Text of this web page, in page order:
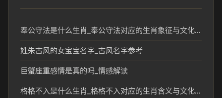
奉公守法是什么生肖_奉公守法对应的生肖象征与文化解读
姓朱古风的女宝宝名字_古风名字参考
巨蟹座重感情是真的吗_情感解读
格格不入是什么生肖_格格不入对应的生肖含义与文化解读